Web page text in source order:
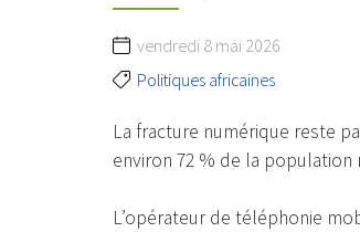
vendredi 8 mai 2026
Politiques africaines
La fracture numérique reste
environ 72 % de la population
L’opérateur de téléphonie